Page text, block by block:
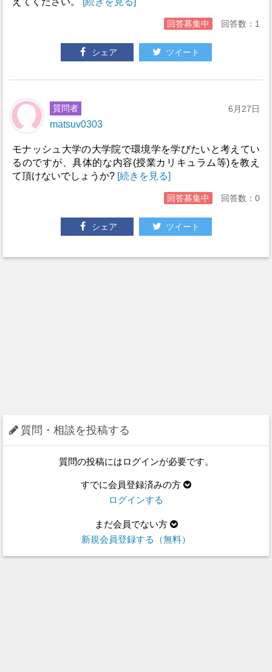
回答募集中 回答数：1
シェア ツイート
質問者
matsuv0303
6月27日
モナッシュ大学の大学院で環境学を学びたいと考えてい
るのですが、具体的な内容(授業カリキュラム等)を教え
て頂けないでしょうか? [続きを見る]
回答募集中 回答数：0
シェア ツイート
質問・相談を投稿する
質問の投稿にはログインが必要です。
すでに会員登録済みの方
ログインする
まだ会員でない方
新規会員登録する（無料）